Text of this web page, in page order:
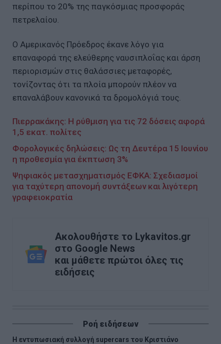
περίπου το 20% της παγκόσμιας προσφοράς
πετρελαίου.
Ο Αμερικανός Πρόεδρος έκανε λόγο για
επαναφορά της ελεύθερης ναυσιπλοΐας και άρση
περιορισμών στις θαλάσσιες μεταφορές,
τονίζοντας ότι τα πλοία μπορούν πλέον να
επαναλάβουν κανονικά τα δρομολόγιά τους.
Πιερρακάκης: Η ρύθμιση για τις 72 δόσεις αφορά
1,5 εκατ. πολίτες
Φορολογικές δηλώσεις: Ως τη Δευτέρα 15 Ιουνίου
η προθεσμία για έκπτωση 3%
Ψηφιακός μετασχηματισμός ΕΦΚΑ: Σχεδιασμοί
για ταχύτερη απονομή συντάξεων και λιγότερη
γραφειοκρατία
Ακολουθήστε το Lykavitos.gr
στο Google News
και μάθετε πρώτοι όλες τις
ειδήσεις
Ροή ειδήσεων
H εντυπωσιακή συλλογή supercars του Κριστιάνο